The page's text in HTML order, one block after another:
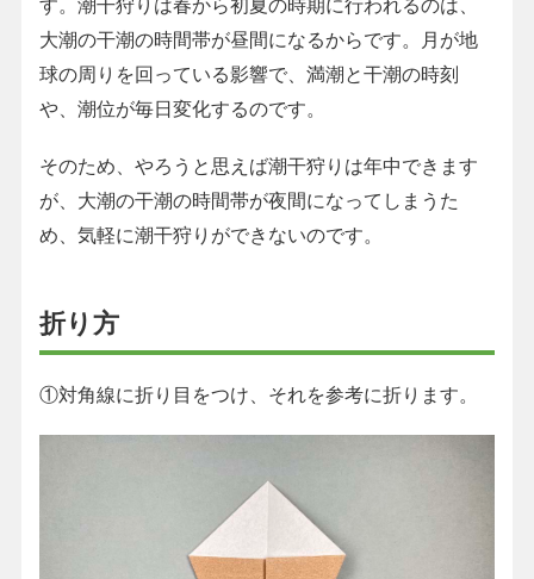
す。潮干狩りは春から初夏の時期に行われるのは、
大潮の干潮の時間帯が昼間になるからです。月が地
球の周りを回っている影響で、満潮と干潮の時刻
や、潮位が毎日変化するのです。
そのため、やろうと思えば潮干狩りは年中できます
が、大潮の干潮の時間帯が夜間になってしまうた
め、気軽に潮干狩りができないのです。
折り方
①対角線に折り目をつけ、それを参考に折ります。